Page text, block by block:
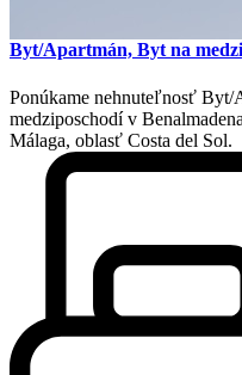
Byt/Apartmán, Byt na
Ponúkame nehnuteľnosť Byt/
medziposchodí v
Málaga, oblasť Costa del Sol.